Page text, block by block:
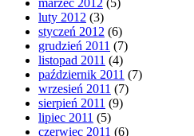
marzec 2012 (5)
luty 2012 (3)
styczeń 2012 (6)
grudzień 2011 (7)
listopad 2011 (4)
październik 2011 (7)
wrzesień 2011 (7)
sierpień 2011 (9)
lipiec 2011 (5)
czerwiec 2011 (6)